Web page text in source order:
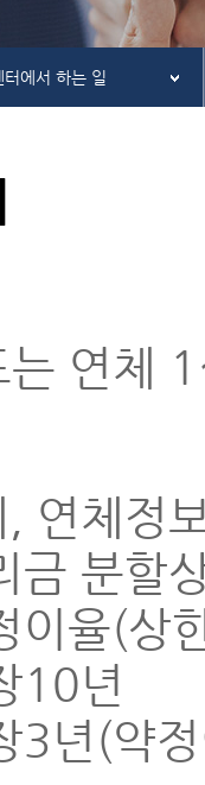
터에서 하는 일
연체
연체정
금 분할
이율(상
10년
3년(약